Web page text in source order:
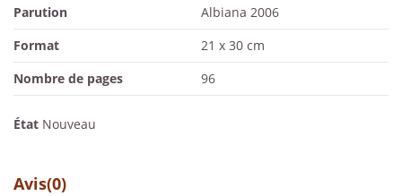
Parution
Albiana 2006
Format
21 x 30 cm
Nombre de pages
96
État Nouveau
Avis(0)